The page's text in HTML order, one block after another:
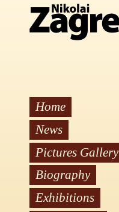
Home
News
Pictures Gallery
Biography
Exhibitions